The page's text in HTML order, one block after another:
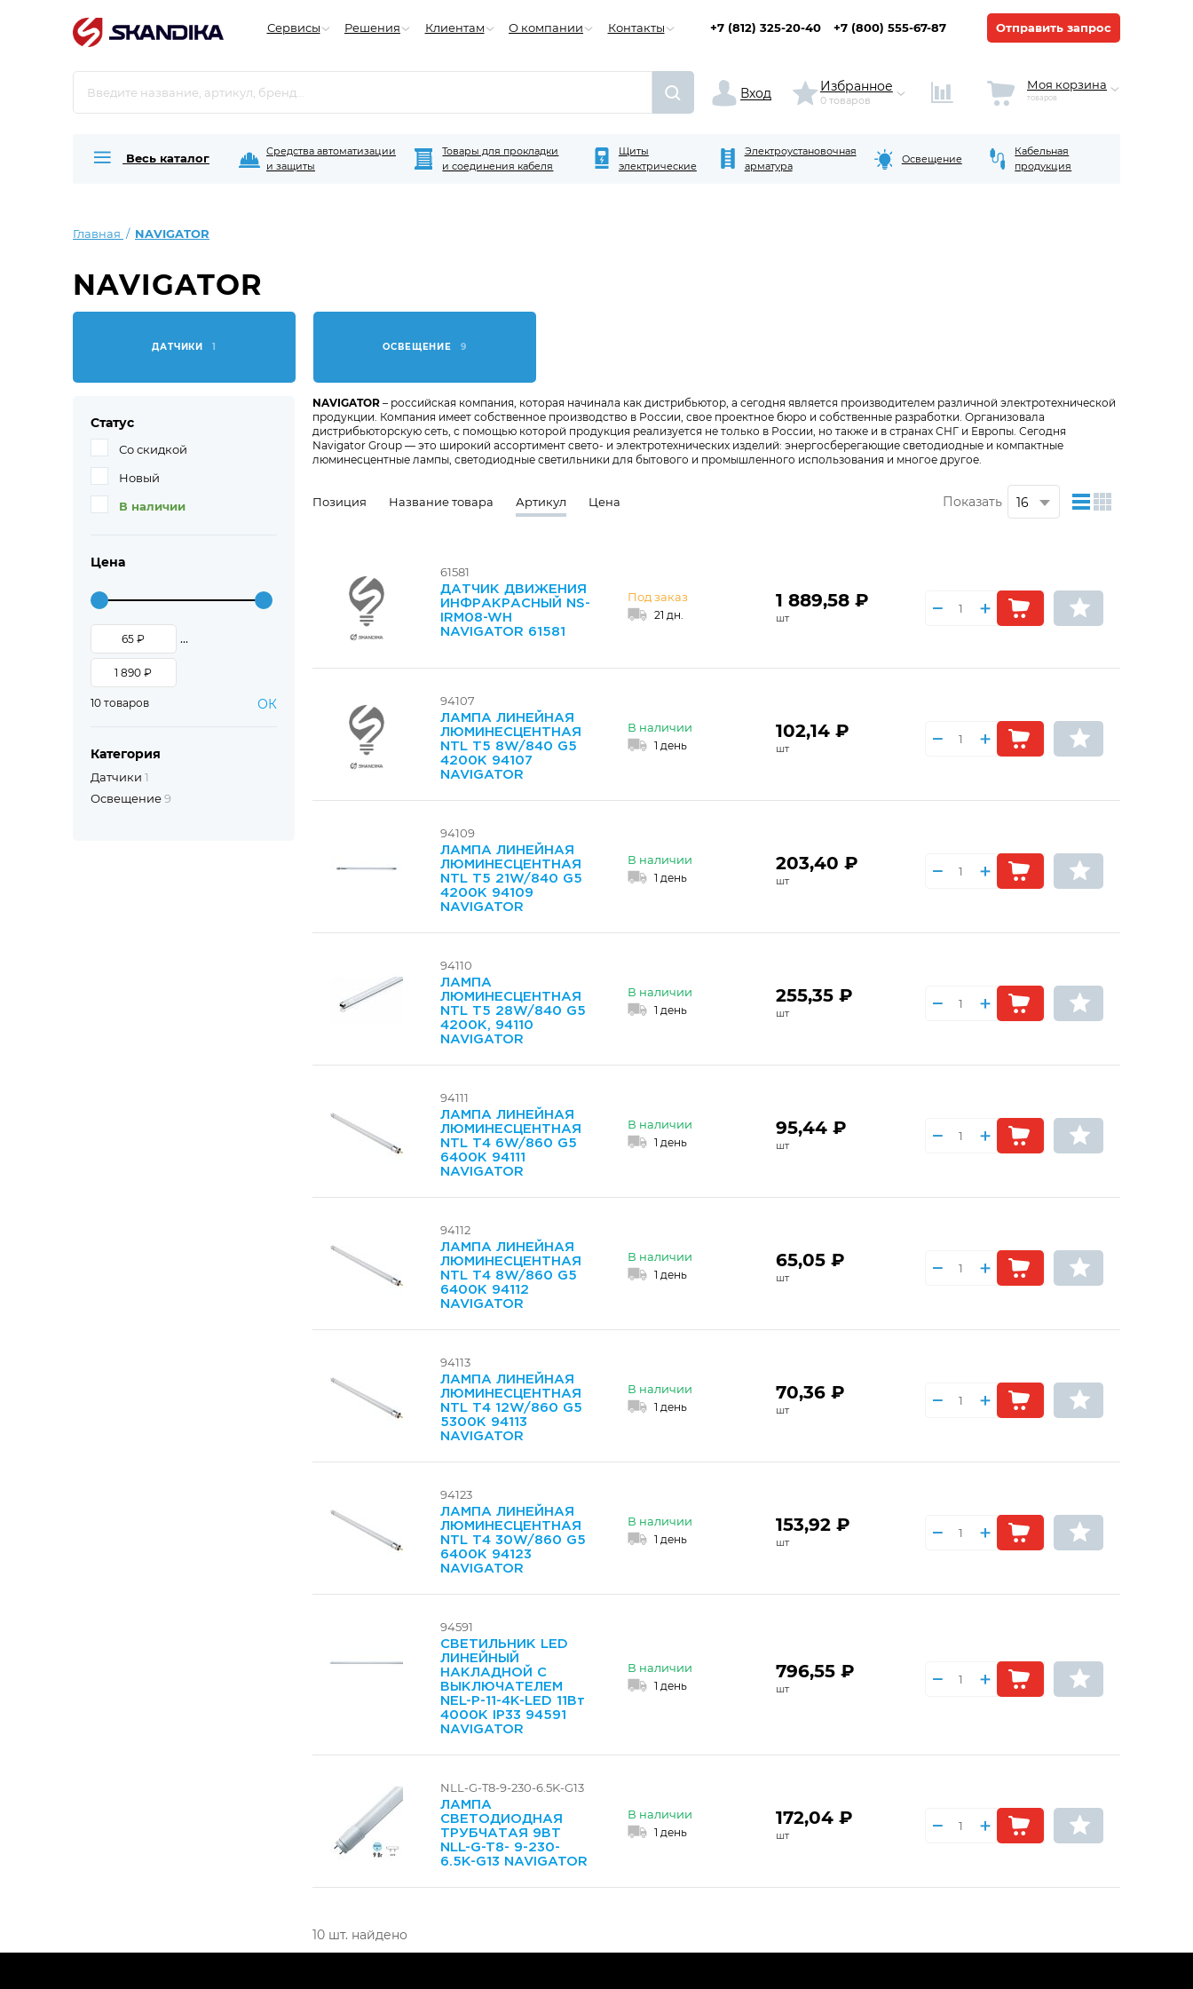
Сервисы Решения Клиентам О компании Контакты +7 (812) 325-20-40 +7 (800) 555-67-87 Отправить запрос
Вход Избранное
0 товаров
Моя корзина
товаров
Весь каталог
Средства автоматизации
и защиты
Товары для прокладки
и соединения кабеля
Щиты
электрические
Электроустановочная
арматура
Освещение
Кабельная
продукция
Главная NAVIGATOR
NAVIGATOR
ДАТЧИКИ 1 ОСВЕЩЕНИЕ 9
Показать
Позиция Название товара Артикул Цена
61581
ДАТЧИК ДВИЖЕНИЯ
ИНФРАКРАСНЫЙ NS-
IRM08-WH
NAVIGATOR 61581
1 889,58 ₽
Под заказ
21 дн.
94107
ЛАМПА ЛИНЕЙНАЯ
ЛЮМИНЕСЦЕНТНАЯ
NTL T5 8W/840 G5
4200K 94107
NAVIGATOR
102,14 ₽
В наличии
1 день
94109
ЛАМПА ЛИНЕЙНАЯ
ЛЮМИНЕСЦЕНТНАЯ
NTL T5 21W/840 G5
4200K 94109
NAVIGATOR
203,40 ₽
В наличии
1 день
94110
ЛАМПА
ЛЮМИНЕСЦЕНТНАЯ
NTL T5 28W/840 G5
4200K, 94110
NAVIGATOR
255,35 ₽
В наличии
1 день
94111
ЛАМПА ЛИНЕЙНАЯ
ЛЮМИНЕСЦЕНТНАЯ
NTL T4 6W/860 G5
6400K 94111
NAVIGATOR
95,44 ₽
В наличии
1 день
94112
ЛАМПА ЛИНЕЙНАЯ
ЛЮМИНЕСЦЕНТНАЯ
NTL T4 8W/860 G5
6400K 94112
NAVIGATOR
65,05 ₽
В наличии
1 день
94113
ЛАМПА ЛИНЕЙНАЯ
ЛЮМИНЕСЦЕНТНАЯ
NTL T4 12W/860 G5
5300K 94113
NAVIGATOR
70,36 ₽
В наличии
1 день
94123
ЛАМПА ЛИНЕЙНАЯ
ЛЮМИНЕСЦЕНТНАЯ
NTL T4 30W/860 G5
6400K 94123
NAVIGATOR
153,92 ₽
В наличии
1 день
94591
СВЕТИЛЬНИК LED
ЛИНЕЙНЫЙ
НАКЛАДНОЙ С
ВЫКЛЮЧАТЕЛЕМ
NEL-P-11-4K-LED 11Вт
4000К IP33 94591
NAVIGATOR
796,55 ₽
В наличии
1 день
NLL-G-T8-9-230-6.5K-G13
ЛАМПА
СВЕТОДИОДНАЯ
ТРУБЧАТАЯ 9ВТ
NLL-G-T8- 9-230-
6.5K-G13 NAVIGATOR
172,04 ₽
В наличии
1 день
10 шт. найдено
NAVIGATOR – российская компания, которая начинала как дистрибьютор, а сегодня является производителем различной электротехнической
продукции. Компания имеет собственное производство в России, свое проектное бюро и собственные разработки. Организовала
дистрибьюторскую сеть, с помощью которой продукция реализуется не только в России, но также и в странах СНГ и Европы. Сегодня
Navigator Group — это широкий ассортимент свето- и электротехнических изделий: энергосберегающие светодиодные и компактные
люминесцентные лампы, светодиодные светильники для бытового и промышленного использования и многое другое.
Статус
Со скидкой
Новый
В наличии
Цена
...
10 товаров ОК
Категория
Датчики 1
Освещение9